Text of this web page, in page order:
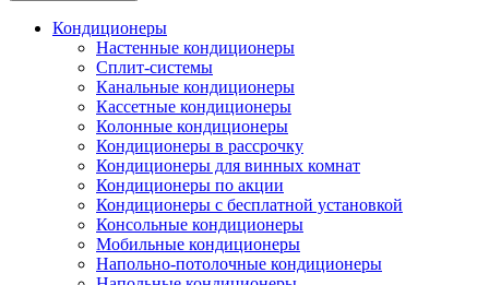
Кондиционеры
Настенные кондиционеры
Сплит-системы
Канальные кондиционеры
Кассетные кондиционеры
Колонные кондиционеры
Кондиционеры в рассрочку
Кондиционеры для винных комнат
Кондиционеры по акции
Кондиционеры с бесплатной установкой
Консольные кондиционеры
Мобильные кондиционеры
Напольно-потолочные кондиционеры